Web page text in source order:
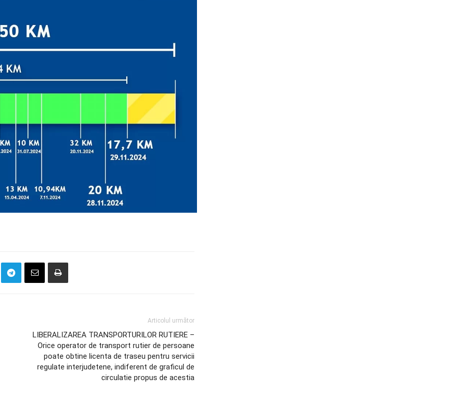
Articolul următor
LIBERALIZAREA TRANSPORTURILOR RUTIERE –
Orice operator de transport rutier de persoane
poate obtine licenta de traseu pentru servicii
regulate interjudetene, indiferent de graficul de
circulatie propus de acestia